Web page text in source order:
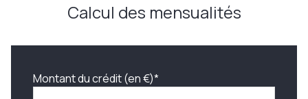
Calcul des mensualités
Montant du crédit (en €)*